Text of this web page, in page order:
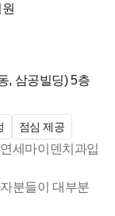
, 삼공빌딩) 5층
점심 제공
세마이덴치과입
분들이 대부분